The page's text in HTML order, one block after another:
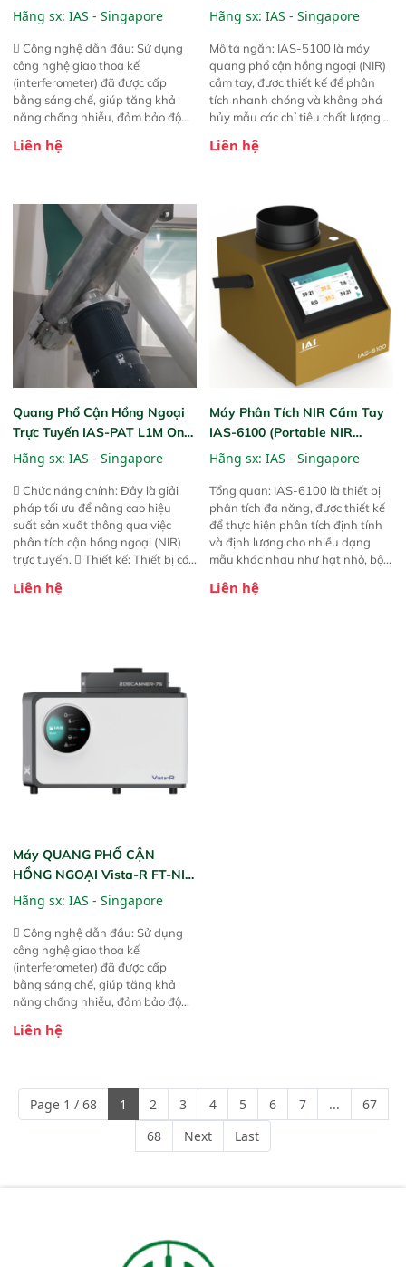
Analyzer Vista-R
Hãng sx: IAS - Singapore
 Công nghệ dẫn đầu: Sử dụng
công nghệ giao thoa kế
(interferometer) đã được cấp
bằng sáng chế, giúp tăng khả
năng chống nhiễu, đảm bảo độ
Phạm vi ứng dụng rộng: Đáp ứng
ngành công nghiệp khác nhau. 
Độ nhạy cao: Trang bị đầu dò
InGaAs độ nhạy cao, cung cấp
phản hồi phổ tuyến tính đầy đủ,
đảm bảo độ chính xác và khả
năng lặp lại tối ưu.
Liên hệ
(Portable NIR Analyzer)
Hãng sx: IAS - Singapore
Mô tả ngắn: IAS-5100 là máy
quang phổ cận hồng ngoại (NIR)
cầm tay, được thiết kế để phân
tích nhanh chóng và không phá
hủy mẫu các chỉ tiêu chất lượng
Thiết bị linh hoạt cho nhiều kịch
trực tiếp ngoài đồng ruộng.
Liên hệ
Quang Phổ Cận Hồng Ngoại
Trực Tuyến IAS-PAT L1M On-
Line NIR
Hãng sx: IAS - Singapore
 Chức năng chính: Đây là giải
pháp tối ưu để nâng cao hiệu
suất sản xuất thông qua việc
phân tích cận hồng ngoại (NIR)
trực tuyến.  Thiết kế: Thiết bị có
hỗ trợ tản nhiệt tăng cường và đã
liệu để tăng chỉ số ROI cho doanh
nghiệp.
Liên hệ
Máy Phân Tích NIR Cầm Tay
IAS-6100 (Portable NIR
Analyzer)
Hãng sx: IAS - Singapore
Tổng quan: IAS-6100 là thiết bị
phân tích đa năng, được thiết kế
để thực hiện phân tích định tính
và định lượng cho nhiều dạng
mẫu khác nhau như hạt nhỏ, bột,
này cho phép bất kỳ ai cũng có
Liên hệ
Máy QUANG PHỔ CẬN
HỒNG NGOẠI Vista-R FT-NIR
(Vista-R FT-NIR Analyzer)
Hãng sx: IAS - Singapore
 Công nghệ dẫn đầu: Sử dụng
công nghệ giao thoa kế
(interferometer) đã được cấp
bằng sáng chế, giúp tăng khả
năng chống nhiễu, đảm bảo độ
Phạm vi ứng dụng rộng: Đáp ứng
ngành công nghiệp khác nhau. 
Độ nhạy cao: Trang bị đầu dò
InGaAs độ nhạy cao, cung cấp
phản hồi phổ tuyến tính đầy đủ,
đảm bảo độ chính xác và khả
Liên hệ
Page 1 / 68 1 2 3 4 5 6 7 ...
67
68
Next Last